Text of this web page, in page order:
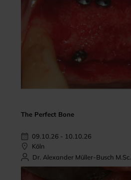
The Perfect Bone
09.10.26 - 10.10.26
Köln
Dr. Alexander Müller-Busch M.Sc.